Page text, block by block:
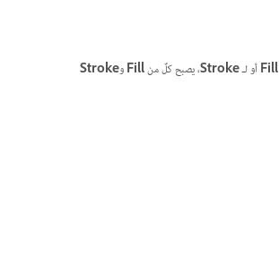
Fillأو لـStroke، يصبح كلٌ منFillوStroke